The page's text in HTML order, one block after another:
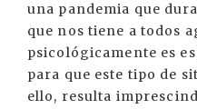
una pandemia que
que nos tiene a todos
psicológicamente es
para que este tipo de
ello, resulta